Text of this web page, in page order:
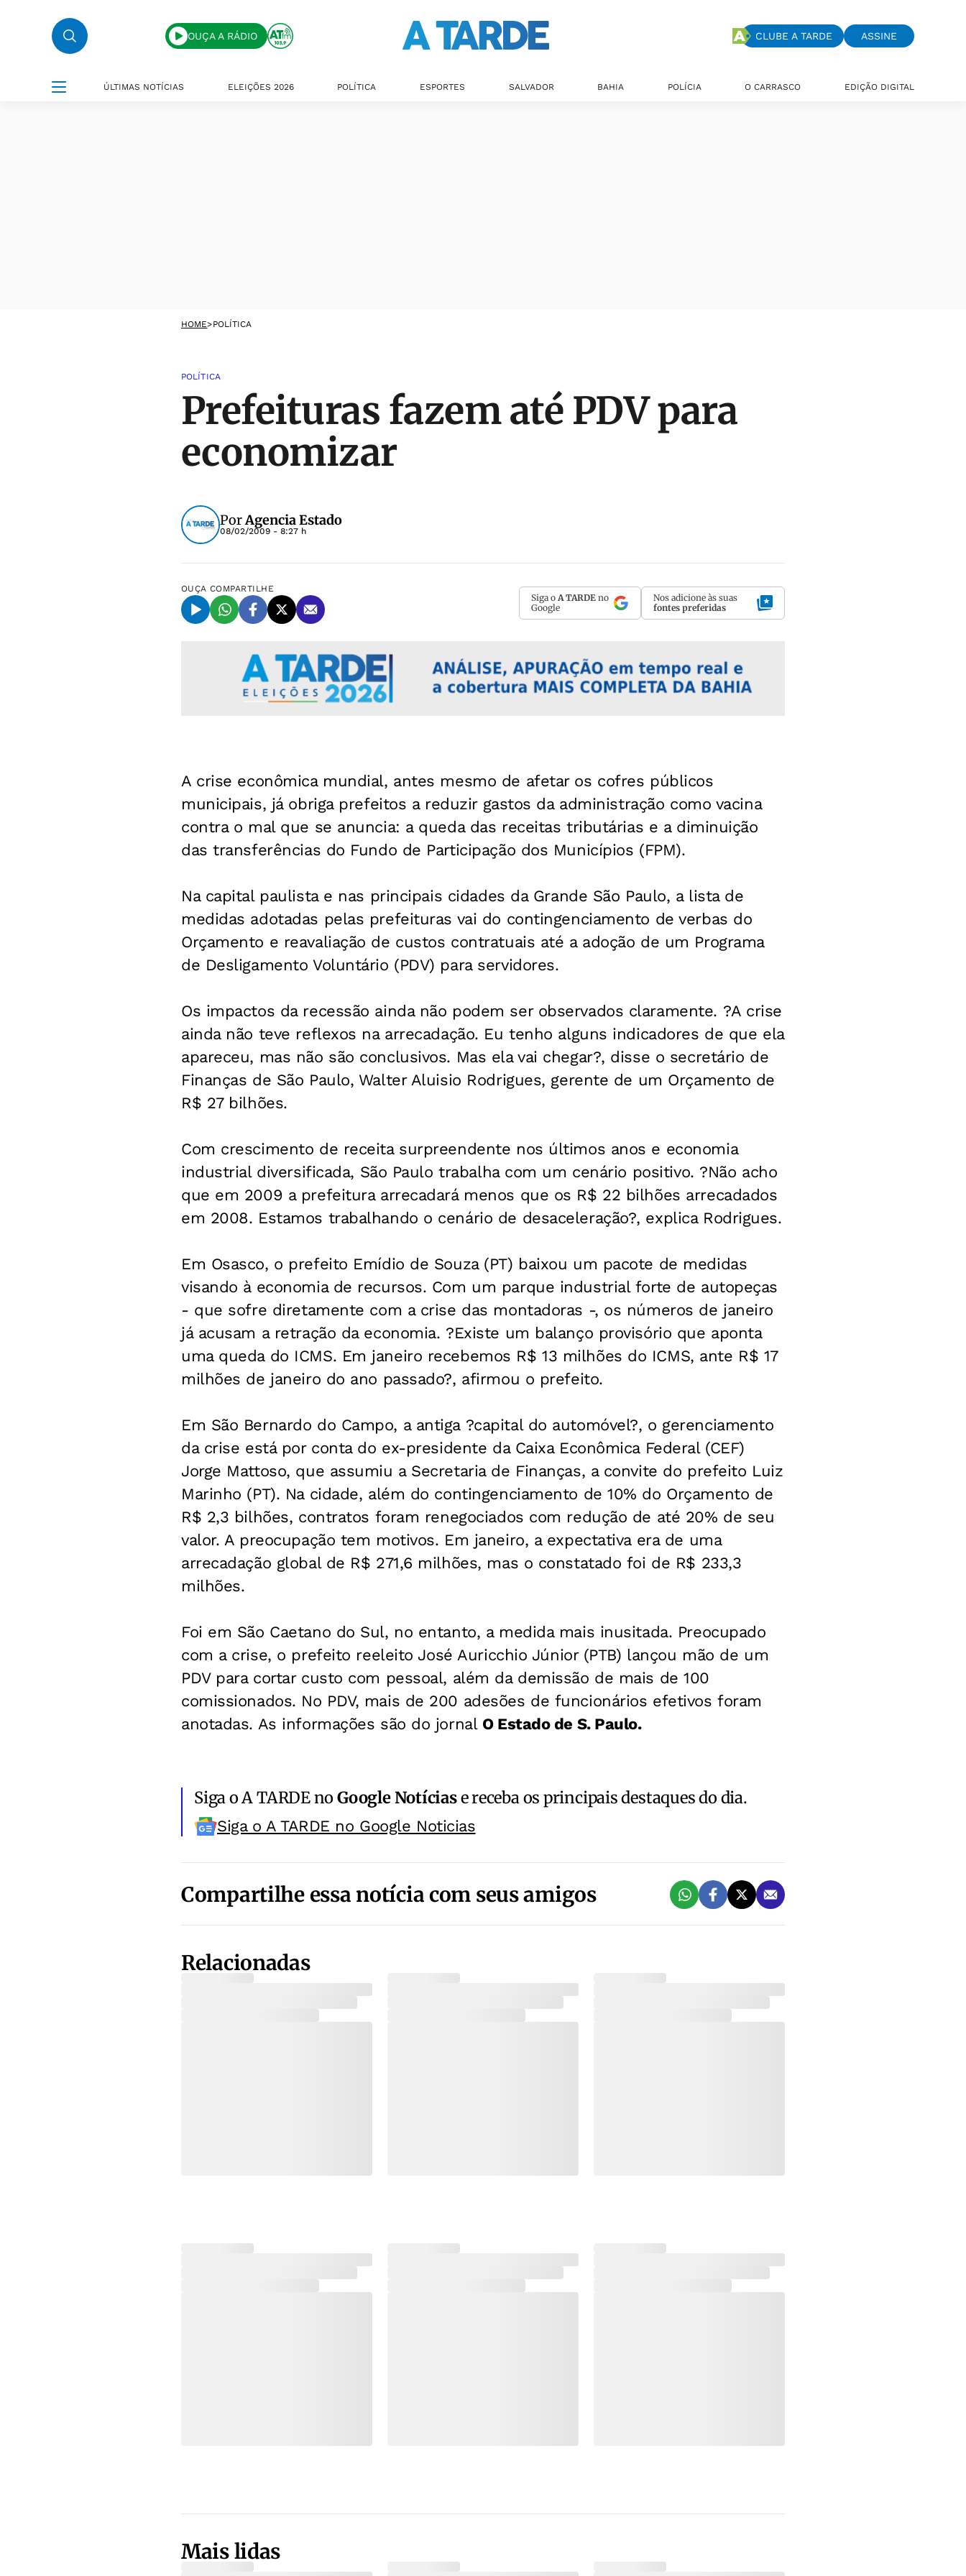
OUÇA A RÁDIO CLUBE A TARDE ASSINE
ÚLTIMAS NOTÍCIAS ELEIÇÕES 2026 POLÍTICA ESPORTES SALVADOR BAHIA POLÍCIA O CARRASCO EDIÇÃO DIGITAL
HOME>POLÍTICA
POLÍTICA
Prefeituras fazem até PDV para
economizar
PorAgencia Estado
08/02/2009 - 8:27 h
OUÇA COMPARTILHE
Siga o A TARDE no
Google
Nos adicione às suas
fontes preferidas
A crise econômica mundial, antes mesmo de afetar os cofres públicos
municipais, já obriga prefeitos a reduzir gastos da administração como vacina
contra o mal que se anuncia: a queda das receitas tributárias e a diminuição
das transferências do Fundo de Participação dos Municípios (FPM).
Na capital paulista e nas principais cidades da Grande São Paulo, a lista de
medidas adotadas pelas prefeituras vai do contingenciamento de verbas do
Orçamento e reavaliação de custos contratuais até a adoção de um Programa
de Desligamento Voluntário (PDV) para servidores.
Os impactos da recessão ainda não podem ser observados claramente. ?A crise
ainda não teve reflexos na arrecadação. Eu tenho alguns indicadores de que ela
apareceu, mas não são conclusivos. Mas ela vai chegar?, disse o secretário de
Finanças de São Paulo, Walter Aluisio Rodrigues, gerente de um Orçamento de
R$ 27 bilhões.
Com crescimento de receita surpreendente nos últimos anos e economia
industrial diversificada, São Paulo trabalha com um cenário positivo. ?Não acho
que em 2009 a prefeitura arrecadará menos que os R$ 22 bilhões arrecadados
em 2008. Estamos trabalhando o cenário de desaceleração?, explica Rodrigues.
Em Osasco, o prefeito Emídio de Souza (PT) baixou um pacote de medidas
visando à economia de recursos. Com um parque industrial forte de autopeças
- que sofre diretamente com a crise das montadoras -, os números de janeiro
já acusam a retração da economia. ?Existe um balanço provisório que aponta
uma queda do ICMS. Em janeiro recebemos R$ 13 milhões do ICMS, ante R$ 17
milhões de janeiro do ano passado?, afirmou o prefeito.
Em São Bernardo do Campo, a antiga ?capital do automóvel?, o gerenciamento
da crise está por conta do ex-presidente da Caixa Econômica Federal (CEF)
Jorge Mattoso, que assumiu a Secretaria de Finanças, a convite do prefeito Luiz
Marinho (PT). Na cidade, além do contingenciamento de 10% do Orçamento de
R$ 2,3 bilhões, contratos foram renegociados com redução de até 20% de seu
valor. A preocupação tem motivos. Em janeiro, a expectativa era de uma
arrecadação global de R$ 271,6 milhões, mas o constatado foi de R$ 233,3
milhões.
Foi em São Caetano do Sul, no entanto, a medida mais inusitada. Preocupado
com a crise, o prefeito reeleito José Auricchio Júnior (PTB) lançou mão de um
PDV para cortar custo com pessoal, além da demissão de mais de 100
comissionados. No PDV, mais de 200 adesões de funcionários efetivos foram
anotadas. As informações são do jornal O Estado de S. Paulo.
Siga o A TARDE noGoogle Notíciase receba os principais destaques do dia.
Siga o A TARDE no Google Noticias
Compartilhe essa notícia com seus amigos
Relacionadas
Mais lidas